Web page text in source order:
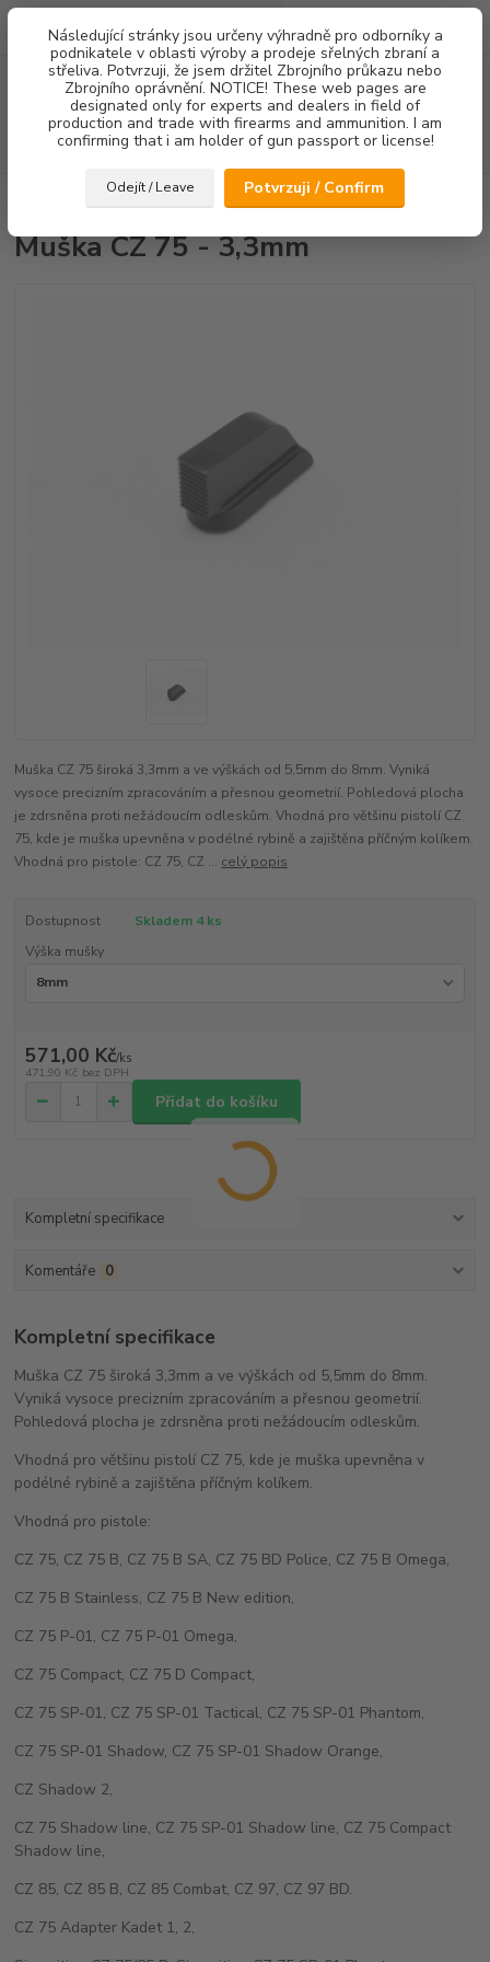
Následující stránky jsou určeny výhradně pro odborníky a
podnikatele v oblasti výroby a prodeje sřelných zbraní a
střeliva. Potvrzuji, že jsem držitel Zbrojního průkazu nebo
Zbrojního oprávnění. NOTICE! These web pages are
designated only for experts and dealers in field of
production and trade with firearms and ammunition. I am
confirming that i am holder of gun passport or license!
Odejít / Leave Potvrzuji / Confirm
Menu
Hledat
za0,00 Kč
Muška CZ 75 - 3,3mm
Muška CZ 75 - 3,3mm
Muška CZ 75 široká 3,3mm a ve výškách od 5,5mm do 8mm. Vyniká
vysoce precizním zpracováním a přesnou geometrií. Pohledová plocha
je zdrsněna proti nežádoucím odleskům. Vhodná pro většinu pistolí CZ
75, kde je muška upevněna v podélné rybině a zajištěna příčným kolíkem.
Vhodná pro pistole: CZ 75, CZ ... celý popis
Dostupnost
Skladem 4 ks
Výška mušky
571,00 Kč/ks
471,90 Kč bez DPH
Přidat do košíku
Kompletní specifikace
Komentáře 0
Kompletní specifikace
Muška CZ 75 široká 3,3mm a ve výškách od 5,5mm do 8mm.
Vyniká vysoce precizním zpracováním a přesnou geometrií.
Pohledová plocha je zdrsněna proti nežádoucím odleskům.
Vhodná pro většinu pistolí CZ 75, kde je muška upevněna v
podélné rybině a zajištěna příčným kolíkem.
Vhodná pro pistole:
CZ 75, CZ 75 B, CZ 75 B SA, CZ 75 BD Police, CZ 75 B Omega,
CZ 75 B Stainless, CZ 75 B New edition,
CZ 75 P-01, CZ 75 P-01 Omega,
CZ 75 Compact, CZ 75 D Compact,
CZ 75 SP-01, CZ 75 SP-01 Tactical, CZ 75 SP-01 Phantom,
CZ 75 SP-01 Shadow, CZ 75 SP-01 Shadow Orange,
CZ Shadow 2,
CZ 75 Shadow line, CZ 75 SP-01 Shadow line, CZ 75 Compact
Shadow line,
CZ 85, CZ 85 B, CZ 85 Combat, CZ 97, CZ 97 BD.
CZ 75 Adapter Kadet 1, 2,